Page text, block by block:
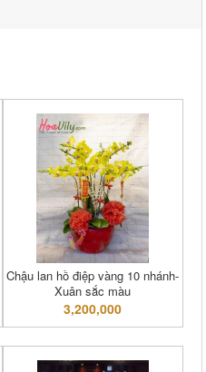
Chậu lan hồ điệp vàng 10 nhánh-
Xuân sắc màu
3,200,000